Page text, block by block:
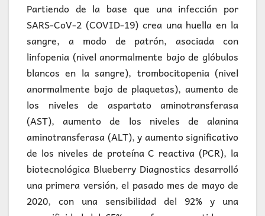
Partiendo de la base que una infección por
SARS-CoV-2 (COVID-19) crea una huella en la
sangre, a modo de patrón, asociada con
linfopenia (nivel anormalmente bajo de glóbulos
blancos en la sangre), trombocitopenia (nivel
anormalmente bajo de plaquetas), aumento de
los niveles de aspartato aminotransferasa
(AST), aumento de los niveles de alanina
aminotransferasa (ALT), y aumento significativo
de los niveles de proteína C reactiva (PCR), la
biotecnológica Blueberry Diagnostics desarrolló
una primera versión, el pasado mes de mayo de
2020, con una sensibilidad del 92% y una